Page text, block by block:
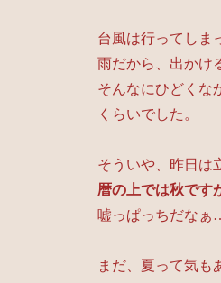
台風は行ってしま
雨だから、出かけ
そんなにひどくな
くらいでした。
そういや、昨日は
暦の上では秋です
嘘っぱっちだなぁ
まだ、夏って気も